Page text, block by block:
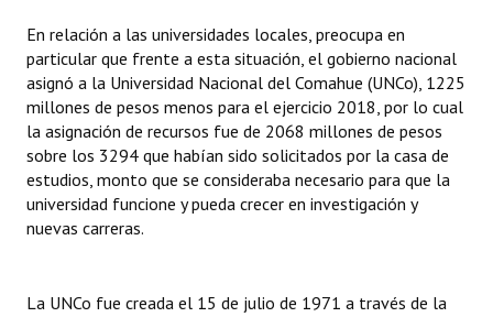
Reconocimientos - Registro
Bariloche, Municipio intercultural
Entrega de distinciones
REFORMA DE LA CARTA ORGÁNICA
En relación a las universidades locales, preocupa en
particular que frente a esta situación, el gobierno nacional
asignó a la Universidad Nacional del Comahue (UNCo), 1225
millones de pesos menos para el ejercicio 2018, por lo cual
la asignación de recursos fue de 2068 millones de pesos
sobre los 3294 que habían sido solicitados por la casa de
estudios, monto que se consideraba necesario para que la
universidad funcione y pueda crecer en investigación y
nuevas carreras.
La UNCo fue creada el 15 de julio de 1971 a través de la